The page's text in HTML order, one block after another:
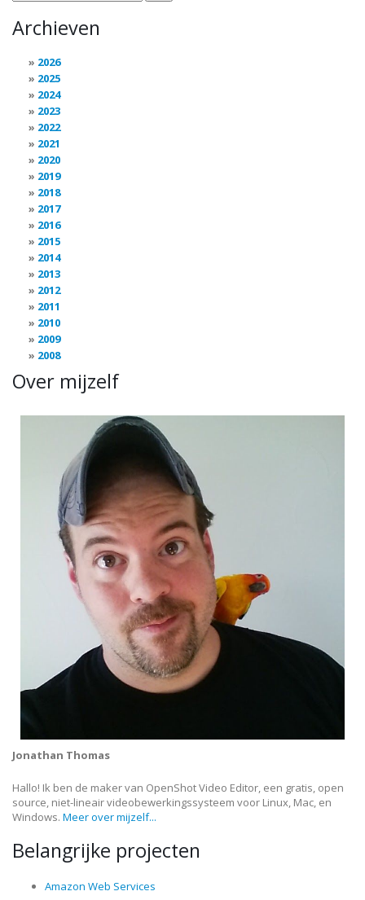
Archieven
2026
2025
2024
2023
2022
2021
2020
2019
2018
2017
2016
2015
2014
2013
2012
2011
2010
2009
2008
Over mijzelf
Jonathan Thomas
Hallo! Ik ben de maker van OpenShot Video Editor, een gratis, open
source, niet-lineair videobewerkingssysteem voor Linux, Mac, en
Windows. Meer over mijzelf...
Belangrijke projecten
Amazon Web Services